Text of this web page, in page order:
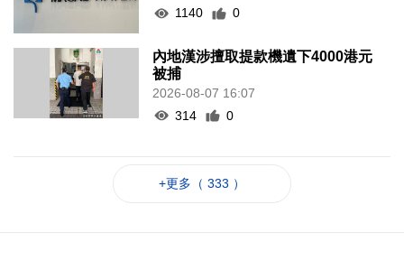
1140
0
內地漢涉擅取提款機遺下4000港元
被捕
2026-08-07 16:07
314
0
+更多（ 333 ）